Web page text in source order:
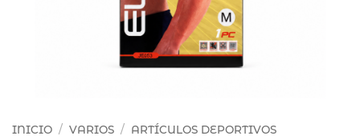
INICIO / VARIOS / ARTÍCULOS DEPORTIVOS